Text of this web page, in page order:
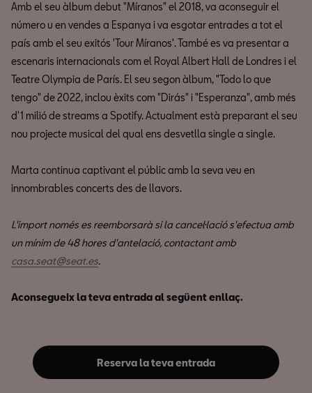
Amb el seu àlbum debut "Míranos" el 2018, va aconseguir el
número u en vendes a Espanya i va esgotar entrades a tot el
país amb el seu exitós 'Tour Míranos'. També es va presentar a
escenaris internacionals com el Royal Albert Hall de Londres i el
Teatre Olympia de París. El seu segon àlbum, "Todo lo que
tengo" de 2022, inclou èxits com "Dirás" i "Esperanza", amb més
d'1 milió de streams a Spotify. Actualment està preparant el seu
nou projecte musical del qual ens desvetlla single a single.
Marta continua captivant el públic amb la seva veu en
innombrables concerts des de llavors.
L'import només es reemborsarà si la cancel·lació s'efectua amb
un mínim de 48 hores d'antelació, contactant amb
casa.seat@seat.es.
Aconsegueix la teva entrada al següent enllaç.
Reserva la teva entrada